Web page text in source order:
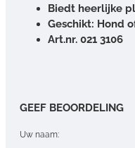
Biedt heerlijke
Geschikt: Hond
Art.nr. 021 3106
GEEF BEOORDELING
Uw naam: